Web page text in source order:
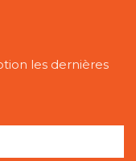
les dernières